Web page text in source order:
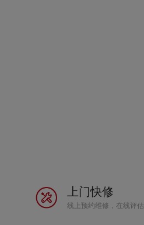
上门快修
线上预约维修，在线评